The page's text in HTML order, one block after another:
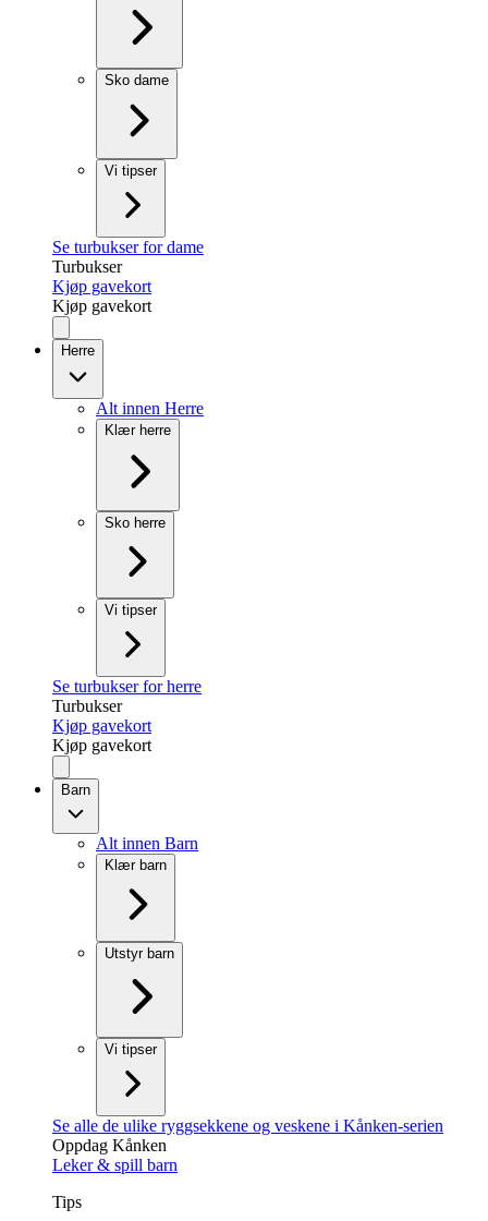
Sko dame
Vi tipser
Se turbukser for dame
Turbukser
Kjøp gavekort
Kjøp gavekort
Herre
Alt innen Herre
Klær herre
Sko herre
Vi tipser
Se turbukser for herre
Turbukser
Kjøp gavekort
Kjøp gavekort
Barn
Alt innen Barn
Klær barn
Utstyr barn
Vi tipser
Se alle de ulike ryggsekkene og veskene i Kånken-serien
Oppdag Kånken
Leker & spill barn
Tips